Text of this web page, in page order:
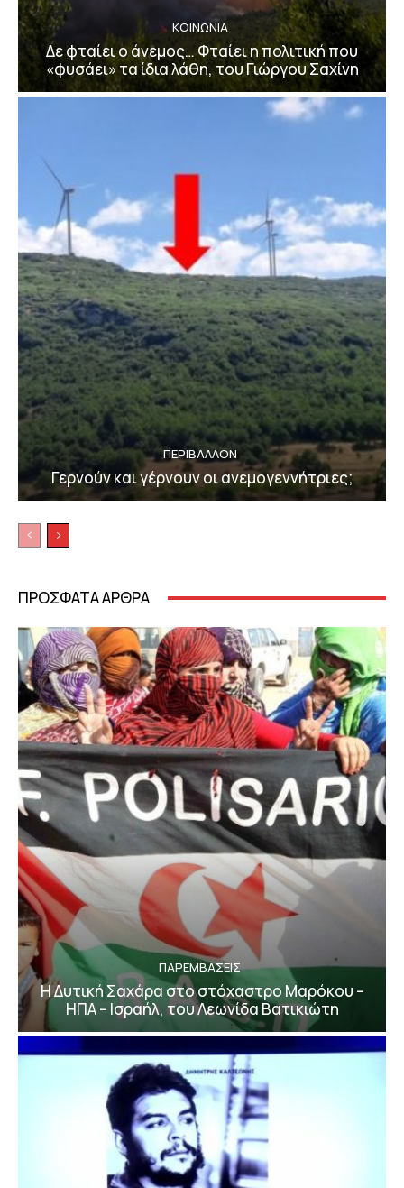
ΚΟΙΝΩΝΙΑ
Δε φταίει ο άνεμος… Φταίει η πολιτική που
«φυσάει» τα ίδια λάθη, του Γιώργου Σαχίνη
ΠΕΡΙΒΆΛΛΟΝ
Γερνούν και γέρνουν οι ανεμογεννήτριες;
ΠΡΟΣΦΑΤΑ ΑΡΘΡΑ
ΠΑΡΕΜΒΑΣΕΙΣ
Η Δυτική Σαχάρα στο στόχαστρο Μαρόκου –
ΗΠΑ – Ισραήλ, του Λεωνίδα Βατικιώτη